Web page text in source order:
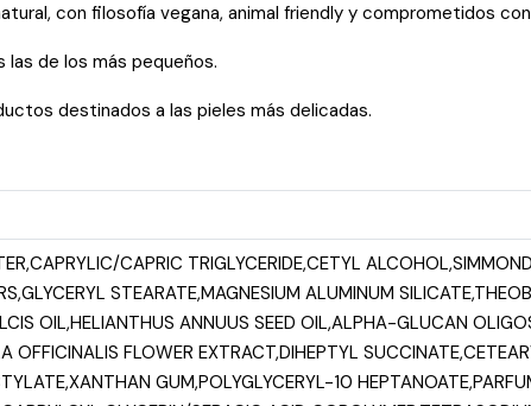
con filosofía vegana, animal friendly y comprometidos
las de los más pequeños.
destinados a las pieles más delicadas.
CAPRIC TRIGLYCERIDE,CETYL
STEARATE,MAGNESIUM ALUMINUM
OIL,HELIANTHUS ANNUUS SEED OIL,ALPHA-GLUCAN
OFFICINALIS FLOWER EXTRACT,DIHEPTYL
GUM,POLYGLYCERYL-10